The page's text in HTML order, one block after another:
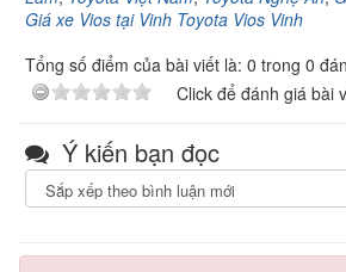
Giá xe Vios tại Vinh Toyota Vios Vinh
Tổng số điểm của bài viết là: 0 trong 0
Click để đánh giá bài
Ý kiến bạn đọc